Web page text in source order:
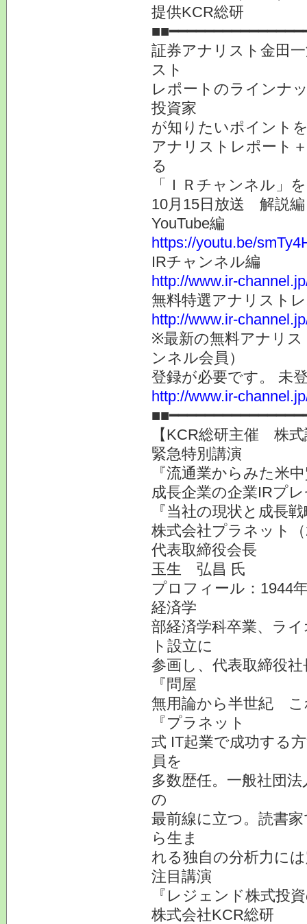
提供KCR総研
証券アナリスト金田
スト
レポートのラインナ
投資家
が知りたいポイント
アナリストレポート
る
「ＩＲチャンネル」
10月15日放送 解説編
YouTube編
https://youtu.be/
IRチャンネル編
http://www.ir-
無料特選アナリスト
http://www.ir-
※最新の無料アナリ
ンネル会員）
登録が必要です。 未
http://www.ir-
【KCR総研主催 株
緊急特別講演
『流通業からみた米
成長企業の企業IRプ
『当社の現状と成長
株式会社プラネット
代表取締役会長
玉生 弘昌 氏
プロフィール：1944
経済学
部経済学科卒業、ラ
ト設立に
参画し、代表取締役
『問屋
無用論から半世紀 こ
『プラネット
式 IT起業で成功する
員を
多数歴任。一般社団
の
最前線に立つ。読書
ら生ま
れる独自の分析力に
注目講演
『レジェンド株式投
株式会社KCR総研